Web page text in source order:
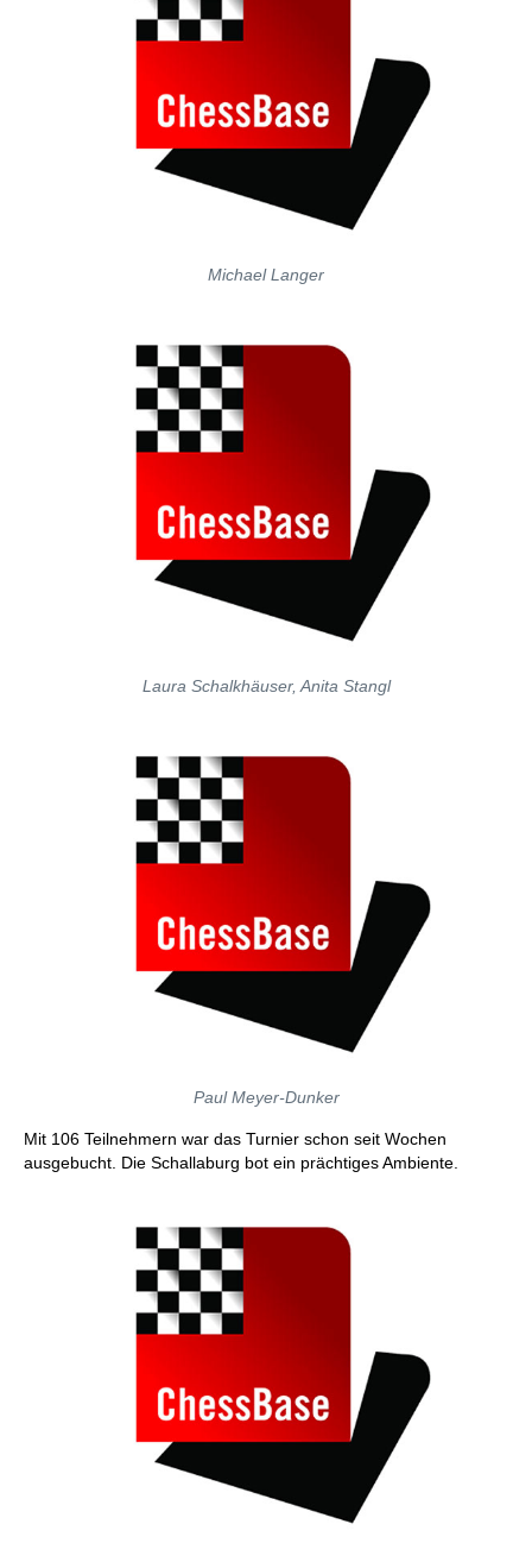
Michael Langer
Laura Schalkhäuser, Anita Stangl
Paul Meyer-Dunker
Mit 106 Teilnehmern war das Turnier schon seit Wochen
ausgebucht. Die Schallaburg bot ein prächtiges Ambiente.